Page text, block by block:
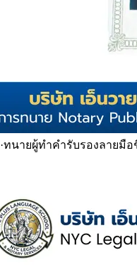
·ทนายผู้ทำคำรับรองลายมือ